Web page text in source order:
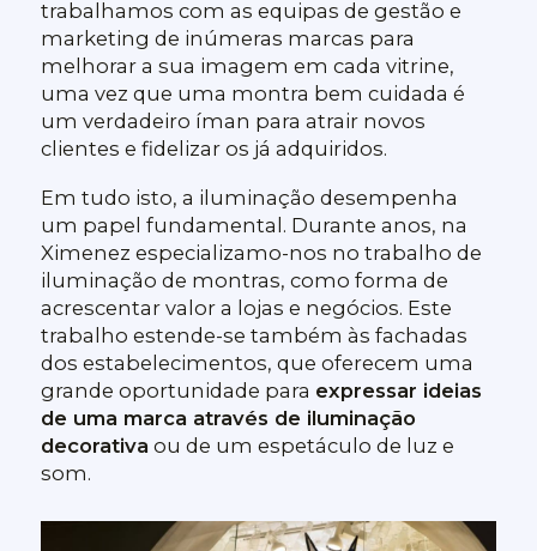
trabalhamos com as equipas de gestão e
marketing de inúmeras marcas para
melhorar a sua imagem em cada vitrine,
uma vez que uma montra bem cuidada é
um verdadeiro íman para atrair novos
clientes e fidelizar os já adquiridos.
Em tudo isto, a iluminação desempenha
um papel fundamental. Durante anos, na
Ximenez especializamo-nos no trabalho de
iluminação de montras, como forma de
acrescentar valor a lojas e negócios. Este
trabalho estende-se também às fachadas
dos estabelecimentos, que oferecem uma
grande oportunidade para expressar ideias
de uma marca através de iluminação
decorativa ou de um espetáculo de luz e
som.